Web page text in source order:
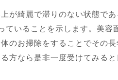
が綺麗で滞りのない状態で
ていることを示します。美
のお掃除をすることでその
方なら是非一度受けてみると